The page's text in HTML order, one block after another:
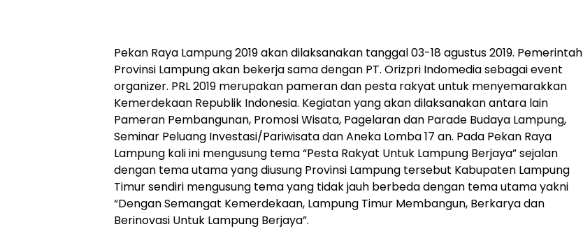
Pekan Raya Lampung 2019 akan dilaksanakan tanggal 03-18 agustus 2019. Pemerintah
Provinsi Lampung akan bekerja sama dengan PT. Orizpri Indomedia sebagai event
organizer. PRL 2019 merupakan pameran dan pesta rakyat untuk menyemarakkan
Kemerdekaan Republik Indonesia. Kegiatan yang akan dilaksanakan antara lain
Pameran Pembangunan, Promosi Wisata, Pagelaran dan Parade Budaya Lampung,
Seminar Peluang Investasi/Pariwisata dan Aneka Lomba 17 an. Pada Pekan Raya
Lampung kali ini mengusung tema “Pesta Rakyat Untuk Lampung Berjaya” sejalan
dengan tema utama yang diusung Provinsi Lampung tersebut Kabupaten Lampung
Timur sendiri mengusung tema yang tidak jauh berbeda dengan tema utama yakni
“Dengan Semangat Kemerdekaan, Lampung Timur Membangun, Berkarya dan
Berinovasi Untuk Lampung Berjaya”.